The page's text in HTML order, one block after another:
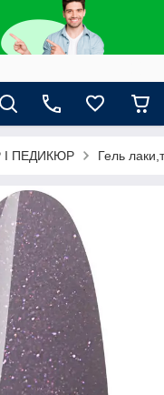
І ПЕДИКЮР Гель